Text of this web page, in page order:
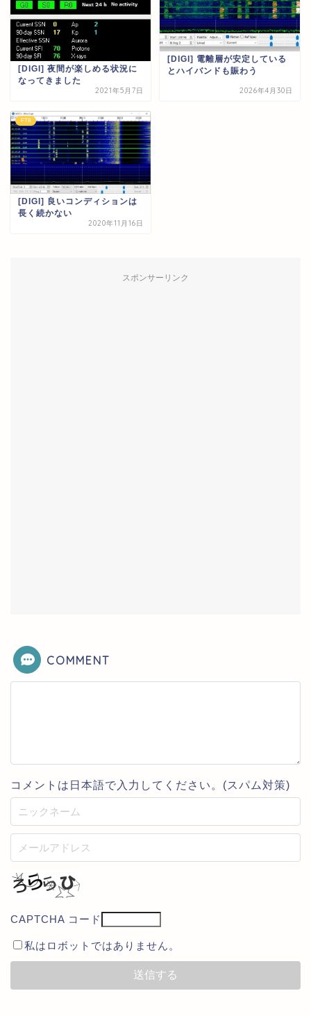
[DIGI] 夜間が楽しめる状況に
なってきました
2021年5月7日
[DIGI] 電離層が安定している
とハイバンドも賑わう
2026年4月30日
FT8
[DIGI] 良いコンディションは
長く続かない
2020年11月16日
スポンサーリンク
COMMENT
コメントは日本語で入力してください。(スパム対策)
CAPTCHA コード
私はロボットではありません。